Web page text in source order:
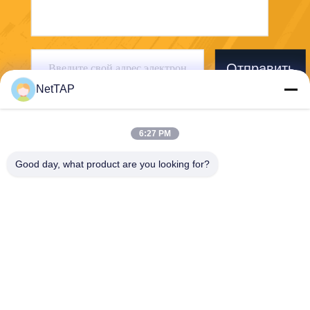
Отправить
Chengdu Shuwei Communication
NetTAP
6:27 PM
Good day, what product are you looking for?